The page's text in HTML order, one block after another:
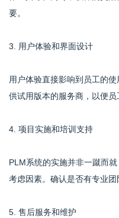
要。
3. 用户体验和界面设计
用户体验直接影响到员工的
供试用版本的服务商，以便员
4. 项目实施和培训支持
PLM系统的实施并非一蹴而
考虑因素。确认是否有专业
5. 售后服务和维护